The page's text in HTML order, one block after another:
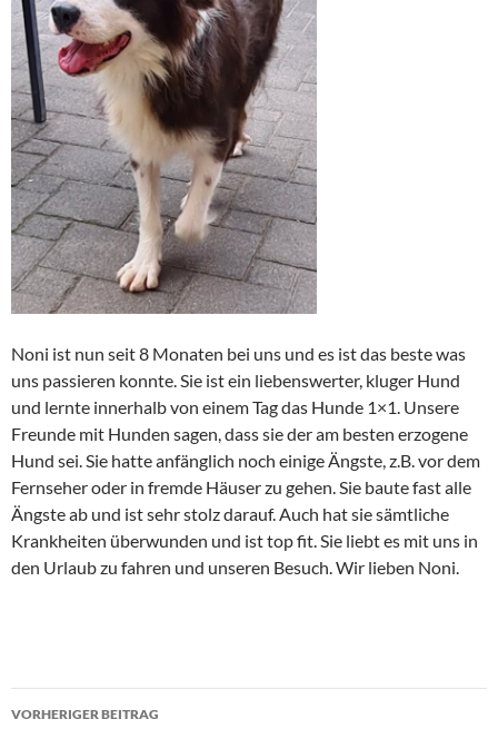
Noni ist nun seit 8 Monaten bei uns und es ist das beste was
uns passieren konnte. Sie ist ein liebenswerter, kluger Hund
und lernte innerhalb von einem Tag das Hunde 1×1. Unsere
Freunde mit Hunden sagen, dass sie der am besten erzogene
Hund sei. Sie hatte anfänglich noch einige Ängste, z.B. vor dem
Fernseher oder in fremde Häuser zu gehen. Sie baute fast alle
Ängste ab und ist sehr stolz darauf. Auch hat sie sämtliche
Krankheiten überwunden und ist top fit. Sie liebt es mit uns in
den Urlaub zu fahren und unseren Besuch. Wir lieben Noni.
Beitragsnavigation
VORHERIGER BEITRAG